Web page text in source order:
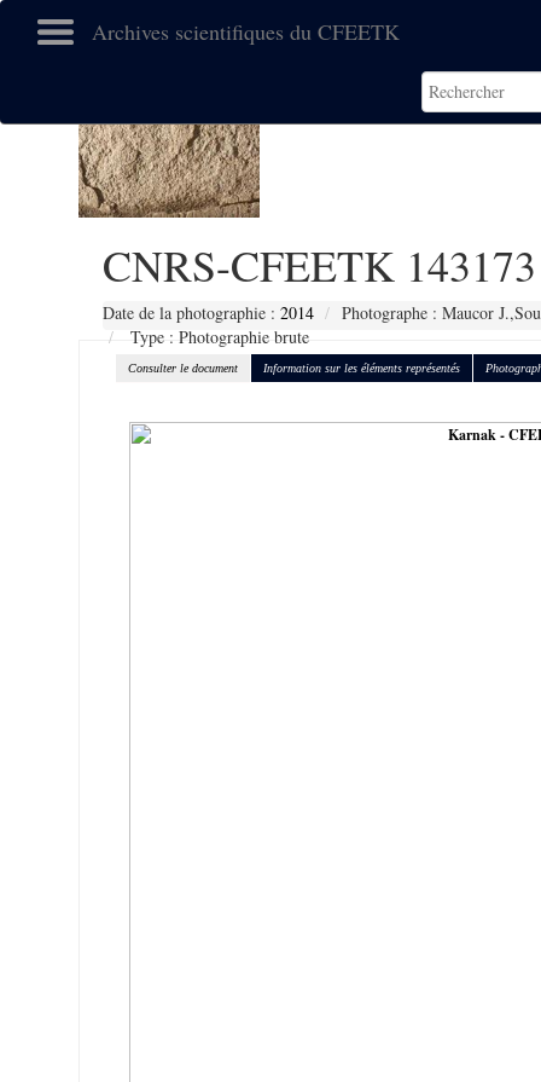
Archives scientifiques du CFEETK
CNRS-CFEETK 143173
Date de la photographie : 2014
Photographe : Maucor
Type : Photographie brute
Consulter le document Information sur les éléments représentés